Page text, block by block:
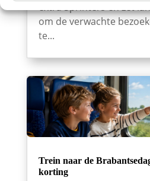
extra Sprinters en zet
om de verwachte
te...
Trein naar de
korting